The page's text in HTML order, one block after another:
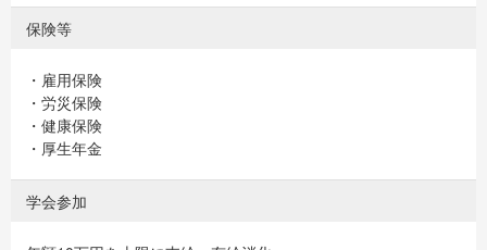
保険等
・雇用保険
・労災保険
・健康保険
・厚生年金
学会参加